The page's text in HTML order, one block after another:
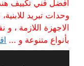
افضل فني تكييف
وحدات تبريد
الاجهزة اللازمة ،
بأنواع متنوعة و ...